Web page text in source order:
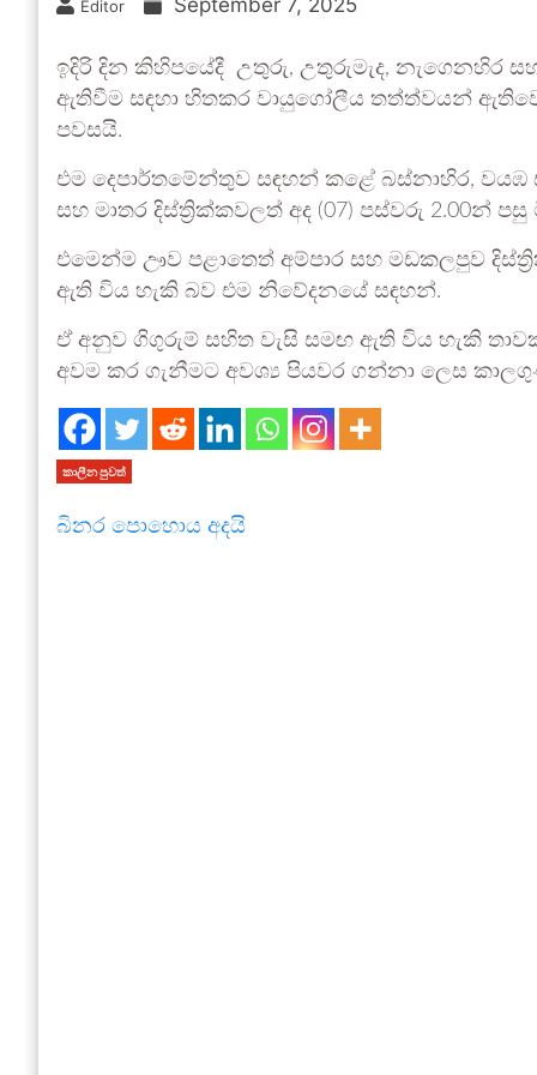
Editor September 7, 2025
ඉදිරි දින කිහිපයේදී උතුරු, උතුරුමැද, නැගෙනහිර
ඇතිවීම සඳහා හිතකර වායුගෝලීය තත්ත්වයන්
පවසයි.
එම දෙපාර්තමේන්තුව සඳහන් කළේ බස්නාහිර,
සහ මාතර දිස්ත්‍රික්කවලත් අද (07) පස්වරු 2.00න්
එමෙන්ම ඌව පළාතෙත් අම්පාර සහ මඩකලපුව
ඇති විය හැකි බව එම නිවේදනයේ සඳහන්.
ඒ අනුව ගිගුරුම් සහිත වැසි සමඟ ඇති විය හැකි
අවම කර ගැනීමට අවශ්‍ය පියවර ගන්නා ලෙස
කාලීන පුවත්
බිනර පොහොය අදයි